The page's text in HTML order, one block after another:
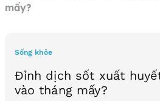
mấy?
Sống khỏe
Đỉnh dịch sốt xuất
vào tháng mấy?